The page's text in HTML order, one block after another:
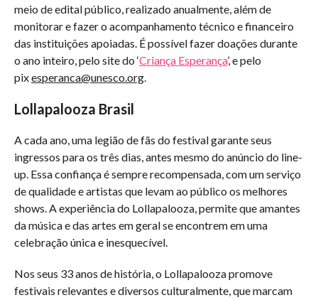
meio de edital público, realizado anualmente, além de
monitorar e fazer o acompanhamento técnico e financeiro
das instituições apoiadas. É possível fazer doações durante
o ano inteiro, pelo site do ‘Criança Esperança’, e pelo
pixesperanca@unesco.org.
Lollapalooza Brasil
A cada ano, uma legião de fãs do festival garante seus
ingressos para os três dias, antes mesmo do anúncio do line-
up. Essa confiança é sempre recompensada, com um serviço
de qualidade e artistas que levam ao público os melhores
shows. A experiência do Lollapalooza, permite que amantes
da música e das artes em geral se encontrem em uma
celebração única e inesquecível.
Nos seus 33 anos de história, o Lollapalooza promove
festivais relevantes e diversos culturalmente, que marcam